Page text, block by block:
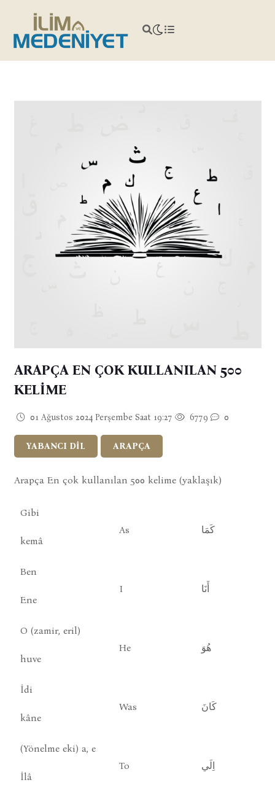
ARAPÇA EN ÇOK KULLANILAN 500
KELİME
01 Ağustos 2024 Perşembe Saat 19:27 6779 0
YABANCI DİL ARAPÇA
Arapça En çok kullanılan 500 kelime (yaklaşık)
Gibi
kemâ
As كَمَا
Ben
Ene
I أَنَا
O (zamir, eril)
huve
He هُوَ
İdi
kâne
Was كَانَ
(Yönelme eki) a, e
İlâ
To اِلَي